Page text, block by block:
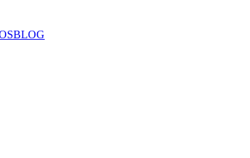
BLOG